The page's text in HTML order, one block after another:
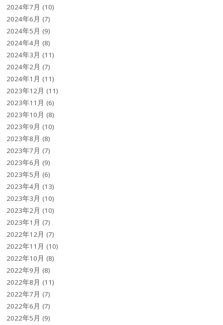
2024年7月 (10)
2024年6月 (7)
2024年5月 (9)
2024年4月 (8)
2024年3月 (11)
2024年2月 (7)
2024年1月 (11)
2023年12月 (11)
2023年11月 (6)
2023年10月 (8)
2023年9月 (10)
2023年8月 (8)
2023年7月 (7)
2023年6月 (9)
2023年5月 (6)
2023年4月 (13)
2023年3月 (10)
2023年2月 (10)
2023年1月 (7)
2022年12月 (7)
2022年11月 (10)
2022年10月 (8)
2022年9月 (8)
2022年8月 (11)
2022年7月 (7)
2022年6月 (7)
2022年5月 (9)